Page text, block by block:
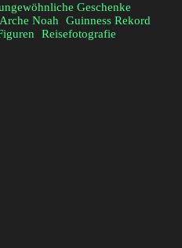
Geschenke
Arche Noah
Guinness Rekord
Reisefotografie